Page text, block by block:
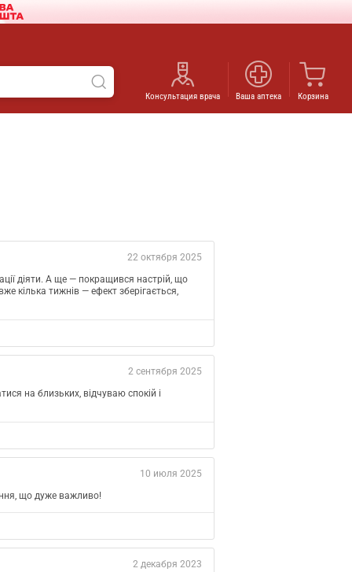
Консультация врача Ваша аптека Корзина
22 октября 2025
діяти. А ще — покращився настрій, що
кілька тижнів — ефект зберігається,
2 сентября 2025
на близьких, відчуваю спокій і
10 июля 2025
що дуже важливо!
2 декабря 2023